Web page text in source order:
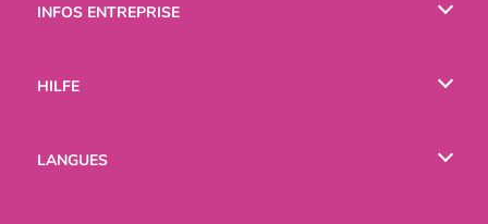
INFOS ENTREPRISE
HILFE
LANGUES